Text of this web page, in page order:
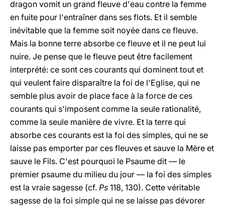
dragon vomit un grand fleuve d'eau contre la femme
en fuite pour l'entraîner dans ses flots. Et il semble
inévitable que la femme soit noyée dans ce fleuve.
Mais la bonne terre absorbe ce fleuve et il ne peut lui
nuire. Je pense que le fleuve peut être facilement
interprété: ce sont ces courants qui dominent tout et
qui veulent faire disparaître la foi de l'Eglise, qui ne
semble plus avoir de place face à la force de ces
courants qui s'imposent comme la seule rationalité,
comme la seule manière de vivre. Et la terre qui
absorbe ces courants est la foi des simples, qui ne se
laisse pas emporter par ces fleuves et sauve la Mère et
sauve le Fils. C'est pourquoi le Psaume dit — le
premier psaume du milieu du jour — la foi des simples
est la vraie sagesse (cf. Ps 118, 130). Cette véritable
sagesse de la foi simple qui ne se laisse pas dévorer